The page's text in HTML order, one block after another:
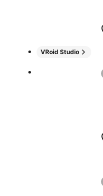
VRoid Studio